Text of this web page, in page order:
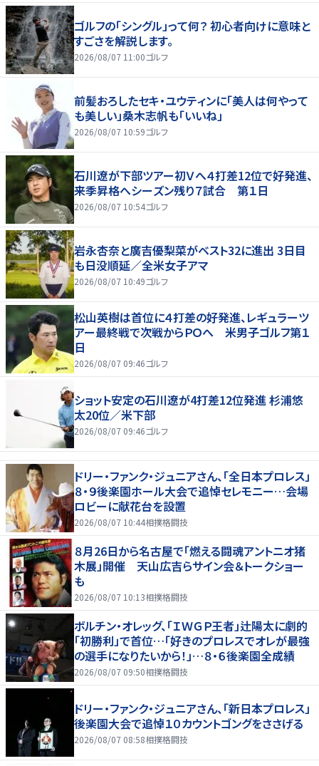
ゴルフの「シングル」って何？ 初心者向けに意味と
すごさを解説します。
2026/08/07 11:00ゴルフ
前髪おろしたセキ・ユウティンに「美人は何やって
も美しい」桑木志帆も「いいね」
2026/08/07 10:59ゴルフ
石川遼が下部ツアー初Ｖへ４打差12位で好発進、
来季昇格へシーズン残り７試合 第１日
2026/08/07 10:54ゴルフ
岩永杏奈と廣吉優梨菜がベスト32に進出 3日目
も日没順延／全米女子アマ
2026/08/07 10:49ゴルフ
松山英樹は首位に４打差の好発進、レギュラーツ
アー最終戦で次戦からＰＯへ 米男子ゴルフ第１
日
2026/08/07 09:46ゴルフ
ショット安定の石川遼が4打差12位発進 杉浦悠
太20位／米下部
2026/08/07 09:46ゴルフ
ドリー・ファンク・ジュニアさん、「全日本プロレス」
８・９後楽園ホール大会で追悼セレモニー…会場
ロビーに献花台を設置
2026/08/07 10:44相撲格闘技
８月26日から名古屋で「燃える闘魂アントニオ猪
木展」開催 天山広吉らサイン会＆トークショー
も
2026/08/07 10:13相撲格闘技
ボルチン・オレッグ、「ＩＷＧＰ王者」辻陽太に劇的
「初勝利」で首位…「好きのプロレスでオレが最強
の選手になりたいから！」…８・６後楽園全成績
2026/08/07 09:50相撲格闘技
ドリー・ファンク・ジュニアさん、「新日本プロレス」
後楽園大会で追悼１０カウントゴングをささげる
2026/08/07 08:58相撲格闘技